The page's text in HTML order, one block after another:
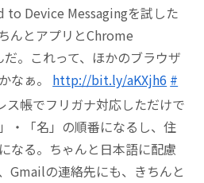
to Device Messagingを試した
んとアプリとChrome
。これって、ほかのブラウザ
なぁ。 http://bit.ly/aKXjh6 #
ス帳でフリガナ対応しただけで
・「名」の順番になるし、住
なる。ちゃんと日本語に配慮
Gmailの連絡先にも、きちんと